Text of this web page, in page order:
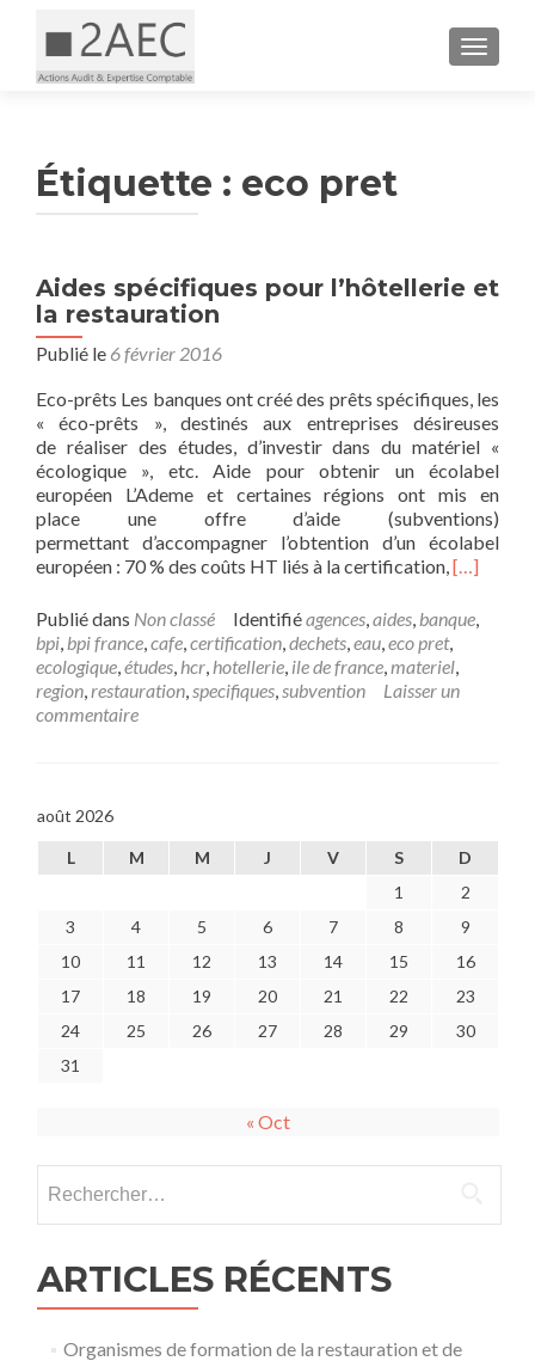
Étiquette : eco pret
Aides spécifiques pour l’hôtellerie et
la restauration
Publié le 6 février 2016
Eco-prêts Les banques ont créé des prêts spécifiques, les
« éco-prêts », destinés aux entreprises désireuses
de réaliser des études, d’investir dans du matériel «
écologique », etc. Aide pour obtenir un écolabel
européen L’Ademe et certaines régions ont mis en
place une offre d’aide (subventions)
permettant d’accompagner l’obtention d’un écolabel
européen : 70 % des coûts HT liés à la certification,En
plus
surAides
pour
[…]
Publié dans Non classé Identifiéagences,aides, banque,
bpi, bpi france,cafe,certification,dechets,eau,eco pret,
ecologique,études, hcr, hotellerie, ile de france,materiel,
region,restauration,specifiques,subvention
Laisser un
commentaire
août 2026
L M M J V S
D
1
2
3
4 5 6 7 8
9
10
11 12 13 14 15
16
17
18 19 20 21 22
23
24
25 26 27 28 29
30
31
« Oct
ARTICLES RÉCENTS
Organismes de formation de la restauration et de